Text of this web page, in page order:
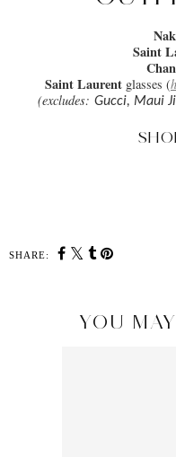
Saint
Saint Laurent glasses (
(excludes: Gucci, Maui
SHARE:
YOU